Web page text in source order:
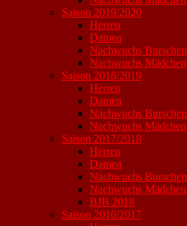
Saison 2019/2020
Herren
Damen
Nachwuchs Burschen
Nachwuchs Mädchen
Saison 2018/2019
Herren
Damen
Nachwuchs Burschen
Nachwuchs Mädchen
Saison 2017/2018
Herren
Damen
Nachwuchs Burschen
Nachwuchs Mädchen
BJB 2018
Saison 2016/2017